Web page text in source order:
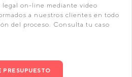
legal on-line mediante video
a nuestros clientes en todo
del proceso. Consulta tu caso
PRESUPUESTO